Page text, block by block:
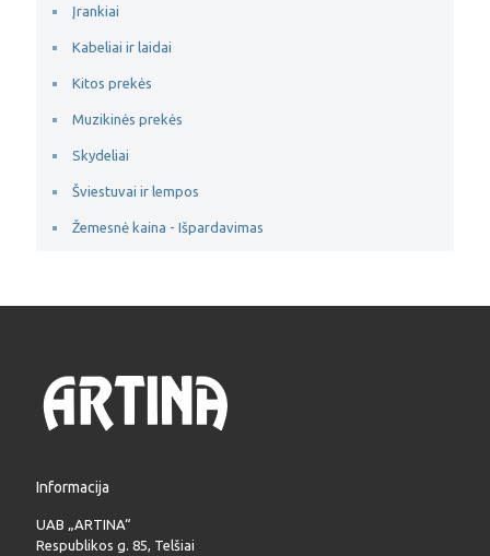
Įrankiai
Kabeliai ir laidai
Kitos prekės
Muzikinės prekės
Skydeliai
Šviestuvai ir lempos
Žemesnė kaina - Išpardavimas
Informacija
UAB „ARTINA“
Respublikos g. 85, Telšiai